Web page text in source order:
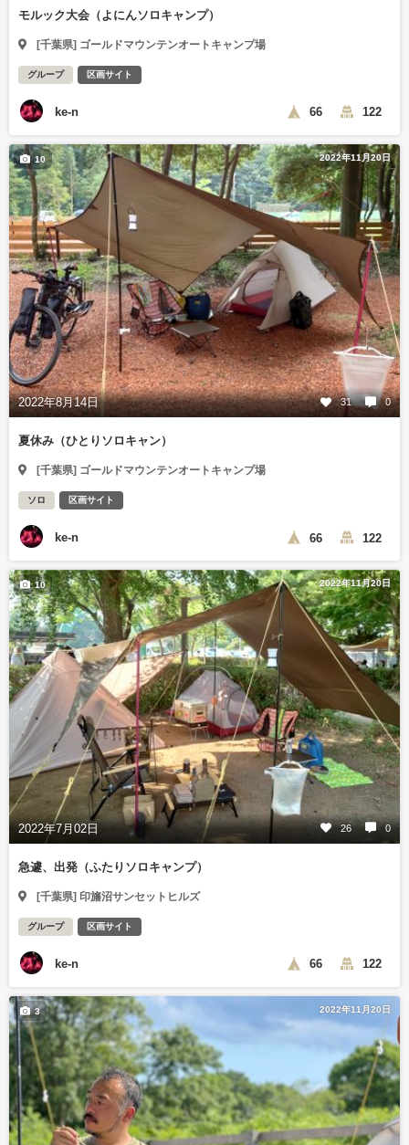
モルック大会（よにんソロキャンプ）
[千葉県] ゴールドマウンテンオートキャンプ場
グループ 区画サイト
ke-n 66 122
2022年11月20日
2022年8月14日 31 0
10
夏休み（ひとりソロキャン）
[千葉県] ゴールドマウンテンオートキャンプ場
ソロ 区画サイト
ke-n 66 122
2022年11月20日
2022年7月02日 26 0
10
急遽、出発（ふたりソロキャンプ）
[千葉県] 印旛沼サンセットヒルズ
グループ 区画サイト
ke-n 66 122
2022年11月20日
3